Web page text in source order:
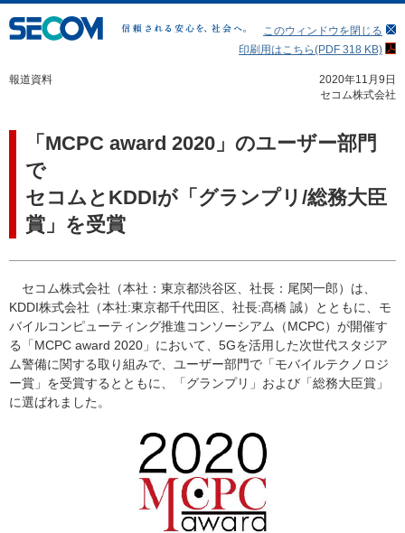
このウィンドウを閉じる
印刷用はこちら(PDF 318 KB)
報道資料
2020年11月9日
セコム株式会社
「MCPC award 2020」のユーザー部門
で
セコムとKDDIが「グランプリ/総務大臣
賞」を受賞
セコム株式会社（本社：東京都渋谷区、社長：尾関一郎）は、
KDDI株式会社（本社:東京都千代田区、社長:髙橋 誠）とともに、モ
バイルコンピューティング推進コンソーシアム（MCPC）が開催す
る「MCPC award 2020」において、5Gを活用した次世代スタジア
ム警備に関する取り組みで、ユーザー部門で「モバイルテクノロジ
ー賞」を受賞するとともに、「グランプリ」および「総務大臣賞」
に選ばれました。